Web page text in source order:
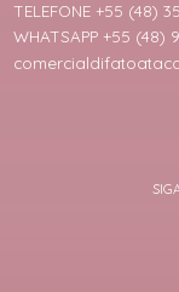
TELEFONE +55 (48)
WHATSAPP +55 (48)